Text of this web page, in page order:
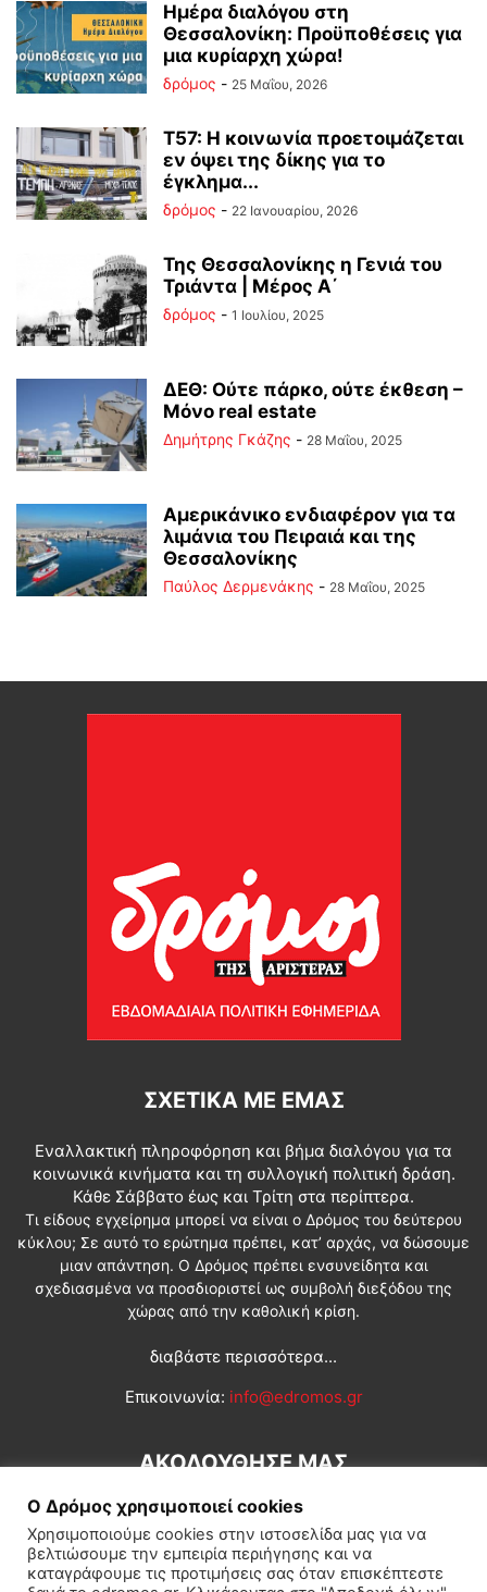
Ημέρα διαλόγου στη
Θεσσαλονίκη: Προϋποθέσεις για
μια κυρίαρχη χώρα!
δρόμος - 25 Μαΐου, 2026
Τ57: Η κοινωνία προετοιμάζεται
εν όψει της δίκης για το
έγκλημα...
δρόμος - 22 Ιανουαρίου, 2026
Της Θεσσαλονίκης η Γενιά του
Τριάντα | Μέρος Α΄
δρόμος - 1 Ιουλίου, 2025
ΔΕΘ: Ούτε πάρκο, ούτε έκθεση –
Μόνο real estate
Δημήτρης Γκάζης - 28 Μαΐου, 2025
Αμερικάνικο ενδιαφέρον για τα
λιμάνια του Πειραιά και της
Θεσσαλονίκης
Παύλος Δερμενάκης - 28 Μαΐου, 2025
ΣΧΕΤΙΚΆ ΜΕ ΕΜΆΣ
Εναλλακτική πληροφόρηση και βήμα διαλόγου για τα
κοινωνικά κινήματα και τη συλλογική πολιτική δράση.
Κάθε Σάββατο έως και Τρίτη στα περίπτερα.
Τι είδους εγχείρημα μπορεί να είναι ο Δρόμος του δεύτερου
κύκλου; Σε αυτό το ερώτημα πρέπει, κατ’ αρχάς, να δώσουμε
μιαν απάντηση. Ο Δρόμος πρέπει ενσυνείδητα και
σχεδιασμένα να προσδιοριστεί ως συμβολή διεξόδου της
χώρας από την καθολική κρίση.
διαβάστε περισσότερα...
Επικοινωνία: info@edromos.gr
ΑΚΟΛΟΥΘΗΣΕ ΜΑΣ
Ο Δρόμος χρησιμοποιεί cookies
Χρησιμοποιούμε cookies στην ιστοσελίδα μας για να
βελτιώσουμε την εμπειρία περιήγησης και να
καταγράφουμε τις προτιμήσεις σας όταν επισκέπτεστε